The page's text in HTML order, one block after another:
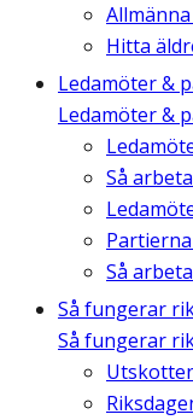
Hitta
Ledamöter &
Ledamöter &
Så
Så
Så fungerar
Så fungerar